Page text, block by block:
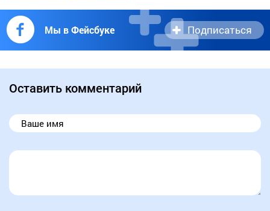
Мы в Фейсбуке Подписаться
Оставить комментарий